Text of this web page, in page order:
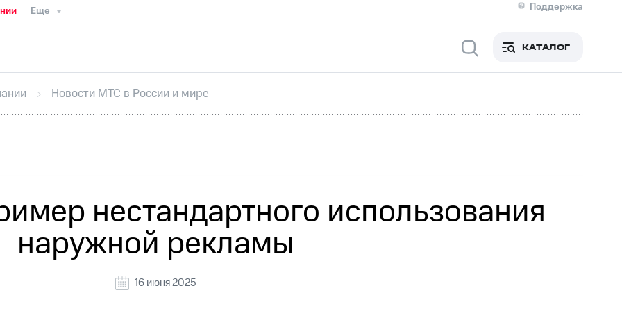
Еще
Поддержка
Медиа-центр
ИнтервьюФинансовая отчетностьКонтактыНовости в регионе
секретарьРаскрытие информации
кабинет акционераАкционерный капиталКонтроль и аудитРынок акций
КАТАЛОГ
Новости МТС в России и мире
нестандартного использования
наружной рекламы
16 июня 2025